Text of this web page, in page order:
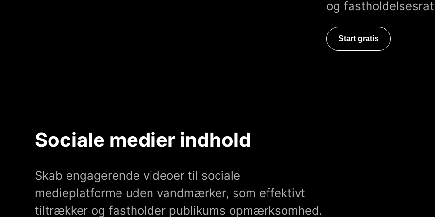
og
Start gratis
Sociale medier indhold
Skab engagerende videoer til sociale
medieplatforme uden vandmærker, som effektivt
tiltrækker og fastholder publikums opmærksomhed.